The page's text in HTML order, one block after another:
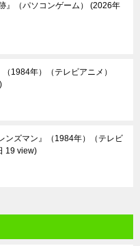
』（パソコンゲーム）
2026年
（1984年）（テレビアニメ）
ンズマン』（1984年）（テレビ
19 view